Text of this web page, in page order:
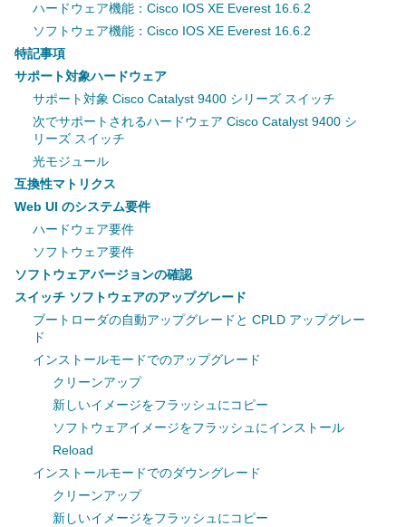
ハードウェア機能：Cisco IOS XE Everest 16.6.2
ソフトウェア機能：Cisco IOS XE Everest 16.6.2
特記事項
サポート対象ハードウェア
サポート対象 Cisco Catalyst 9400 シリーズ スイッチ
次でサポートされるハードウェア Cisco Catalyst 9400 シ
リーズ スイッチ
光モジュール
互換性マトリクス
Web UI のシステム要件
ハードウェア要件
ソフトウェア要件
ソフトウェアバージョンの確認
スイッチ ソフトウェアのアップグレード
ブートローダの自動アップグレードと CPLD アップグレー
ド
インストールモードでのアップグレード
クリーンアップ
新しいイメージをフラッシュにコピー
ソフトウェアイメージをフラッシュにインストール
Reload
インストールモードでのダウングレード
クリーンアップ
新しいイメージをフラッシュにコピー